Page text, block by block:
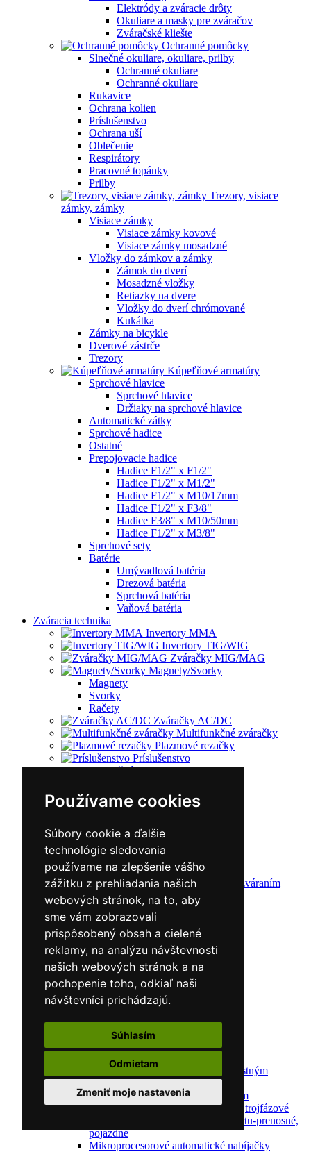
Používame cookies
Súbory cookie a ďalšie
technológie sledovania
používame na zlepšenie vášho
zážitku z prehliadania našich
webových stránok, na to, aby
sme vám zobrazovali
prispôsobený obsah a cielené
reklamy, na analýzu návštevnosti
našich webových stránok a na
pochopenie toho, odkiaľ naši
návštevníci prichádzajú.
Súhlasím
Odmietam
Zmeniť moje nastavenia
Elektródy a zváracie drôty
Okuliare a masky pre zváračov
Zváračské kliešte
Ochranné pomôcky
Slnečné okuliare, okuliare, prilby
Ochranné okuliare
Ochranné okuliare
Rukavice
Ochrana kolien
Príslušenstvo
Ochrana uší
Oblečenie
Respirátory
Pracovné topánky
Prilby
Trezory, visiace
zámky, zámky
Visiace zámky
Visiace zámky kovové
Visiace zámky mosadzné
Vložky do zámkov a zámky
Zámok do dverí
Mosadzné vložky
Retiazky na dvere
Vložky do dverí chrómované
Kukátka
Zámky na bicykle
Dverové zástrče
Trezory
Kúpeľňové armatúry
Sprchové hlavice
Sprchové hlavice
Držiaky na sprchové hlavice
Automatické zátky
Sprchové hadice
Ostatné
Prepojovacie hadice
Hadice F1/2" x F1/2"
Hadice F1/2" x M1/2"
Hadice F1/2" x M10/17mm
Hadice F1/2" x F3/8"
Hadice F3/8" x M10/50mm
Hadice F1/2" x M3/8"
Sprchové sety
Batérie
Umývadlová batéria
Drezová batéria
Sprchová batéria
Vaňová batéria
Zváracia technika
Invertory MMA
Invertory TIG/WIG
Zváračky MIG/MAG
Magnety/Svorky
Magnety
Svorky
Račety
Zváračky AC/DC
Multifunkčné zváračky
Plazmové rezačky
Príslušenstvo
Redukčný ventil
Kufríky
Zváracie horáky
Zváracie káble
Zváracie drôty
CNC rezacie stroje
Elektródy
Ochrana pred zváraním
Predohrev / Žíhanie
Polohovacie systémy
Indukčný ohrev
Auto náradie a vybavenie servisov
Lakernícke stojany
Nabíjačky a testery
Navijaky
Navijaky ručné
Navijaky elektrické
Reťazové kladkostroje
Náradie pre uloženie brzdového systému
Nástroje pre autookná
Nabíjačky/Štartéry
Automatické nabíjačky
Automatické nabíjačky s bezpečnostným
automatickým štartom
Nabíjačky/Štartéry s bezpečnostným
automatickým štartom-jednofázové,trojfázové
Dielenské nabíjačky s funkciou štartu-prenosné,
pojazdné
Mikroprocesorové automatické nabíjačky